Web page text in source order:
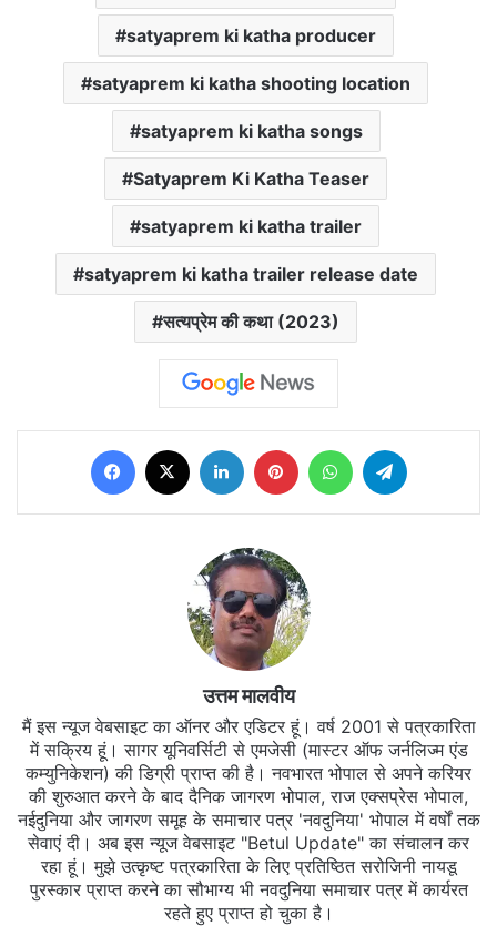
satyaprem ki katha producer
satyaprem ki katha shooting location
satyaprem ki katha songs
Satyaprem Ki Katha Teaser
satyaprem ki katha trailer
satyaprem ki katha trailer release date
सत्यप्रेम की कथा (2023)
Facebook LinkedIn PinterestWhatsApp
उत्तम मालवीय
मैं इस न्यूज वेबसाइट का ऑनर और एडिटर हूं। वर्ष 2001 से पत्रकारिता
में सक्रिय हूं। सागर यूनिवर्सिटी से एमजेसी (मास्टर ऑफ जर्नलिज्म एंड
कम्युनिकेशन) की डिग्री प्राप्त की है। नवभारत भोपाल से अपने करियर
की शुरुआत करने के बाद दैनिक जागरण भोपाल, राज एक्सप्रेस भोपाल,
नईदुनिया और जागरण समूह के समाचार पत्र 'नवदुनिया' भोपाल में वर्षों तक
सेवाएं दी। अब इस न्यूज वेबसाइट "Betul Update" का संचालन कर
रहा हूं। मुझे उत्कृष्ट पत्रकारिता के लिए प्रतिष्ठित सरोजिनी नायडू
पुरस्कार प्राप्त करने का सौभाग्य भी नवदुनिया समाचार पत्र में कार्यरत
रहते हुए प्राप्त हो चुका है।